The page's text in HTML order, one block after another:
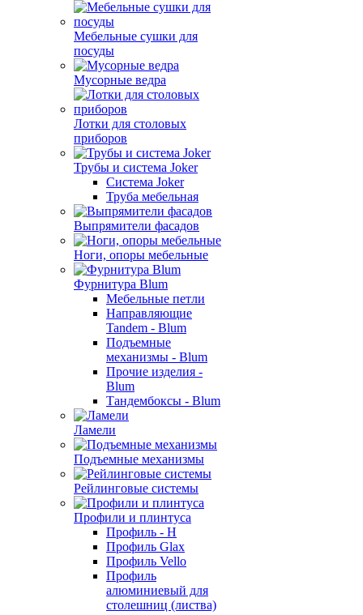
Мебельные сушки для
посуды
Мусорные ведра
Лотки для столовых
приборов
Трубы и система Joker
Система Joker
Труба мебельная
Выпрямители фасадов
Ноги, опоры мебельные
Фурнитура Blum
Мебельные петли
Направляющие
Tandem - Blum
Подъемные
механизмы - Blum
Прочие изделия -
Blum
Тандембоксы - Blum
Ламели
Подъемные механизмы
Рейлинговые системы
Профили и плинтуса
Профиль - H
Профиль Glax
Профиль Vello
Профиль
алюминиевый для
столешниц (листва)